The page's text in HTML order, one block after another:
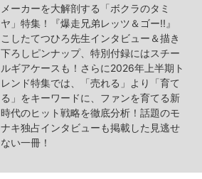
メーカーを大解剖する「ボクラのタミ
ヤ」特集！『爆走兄弟レッツ＆ゴー!!』
こしたてつひろ先生インタビュー＆描き
下ろしピンナップ、特別付録にはスチー
ルギアケースも！さらに2026年上半期ト
レンド特集では、「売れる」より「育て
る」をキーワードに、ファンを育てる新
時代のヒット戦略を徹底分析！話題のモ
ナキ独占インタビューも掲載した見逃せ
ない一冊！